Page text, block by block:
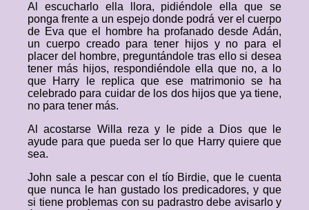
Al escucharlo ella llora, pidiéndole ella que se
ponga frente a un espejo donde podrá ver el cuerpo
de Eva que el hombre ha profanado desde Adán,
un cuerpo creado para tener hijos y no para el
placer del hombre, preguntándole tras ello si desea
tener más hijos, respondiéndole ella que no, a lo
que Harry le replica que ese matrimonio se ha
celebrado para cuidar de los dos hijos que ya tiene,
no para tener más.
Al acostarse Willa reza y le pide a Dios que le
ayude para que pueda ser lo que Harry quiere que
sea.
John sale a pescar con el tío Birdie, que le cuenta
que nunca le han gustado los predicadores, y que
si tiene problemas con su padrastro debe avisarlo y